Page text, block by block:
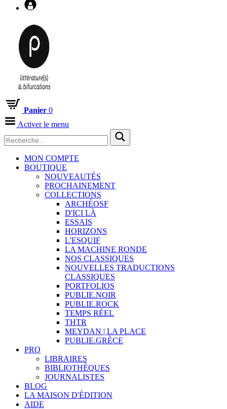
Panier 0
Activer le menu
MON COMPTE
BOUTIQUE
NOUVEAUTÉS
PROCHAINEMENT
COLLECTIONS
ARCHÉOSF
D'ICI LÀ
ESSAIS
HORIZONS
L'ESQUIF
LA MACHINE RONDE
NOS CLASSIQUES
NOUVELLES TRADUCTIONS
CLASSIQUES
PORTFOLIOS
PUBLIE.NOIR
PUBLIE.ROCK
TEMPS RÉEL
THTR
MEYDAN | LA PLACE
PUBLIE.GRÈCE
PRO
LIBRAIRES
BIBLIOTHÈQUES
JOURNALISTES
BLOG
LA MAISON D'ÉDITION
AIDE